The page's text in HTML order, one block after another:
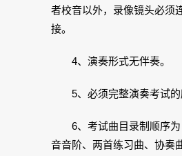
者校音以外，录像镜头必须
接。
4、演奏形式无伴奏。
5、必须完整演奏考试的
6、考试曲目录制顺序为
音音阶、两首练习曲、协奏